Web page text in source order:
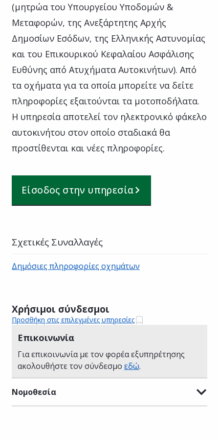
(μητρώα του Υπουργείου Υποδομών &
Μεταφορών, της Ανεξάρτητης Αρχής
Δημοσίων Εσόδων, της Ελληνικής Αστυνομίας
και του Επικουρικού Κεφαλαίου Ασφάλισης
Ευθύνης από Ατυχήματα Αυτοκινήτων). Από
τα οχήματα για τα οποία μπορείτε να δείτε
πληροφορίες εξαιτούνται τα μοτοποδήλατα.
Η υπηρεσία αποτελεί τον ηλεκτρονικό φάκελο
αυτοκινήτου στον οποίο σταδιακά θα
προστίθενται και νέες πληροφορίες.
Είσοδος στην υπηρεσία
Χρήσιμοι σύνδεσμοι
Προσθήκη στις επιλεγμένες υπηρεσίες
Επικοινωνία
Για επικοινωνία με τον φορέα εξυπηρέτησης
ακολουθήστε τον σύνδεσμο εδώ.
Νομοθεσία
Σχετικές Συναλλαγές
Δημόσιες πληροφορίες οχημάτων